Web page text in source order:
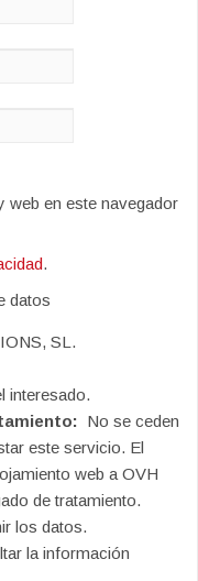
web en este navegador
.
datos
SL.
interesado.
No se ceden
este servicio. El
web a OVH
de tratamiento.
los datos.
la información